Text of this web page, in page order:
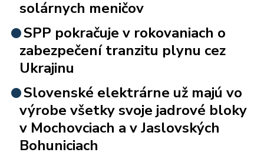
solárnych meničov
SPP pokračuje v rokovaniach o
zabezpečení tranzitu plynu cez
Ukrajinu
Slovenské elektrárne už majú vo
výrobe všetky svoje jadrové bloky
v Mochovciach a v Jaslovských
Bohuniciach